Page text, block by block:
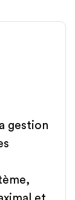
gestion